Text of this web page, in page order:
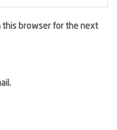
this browser for the next